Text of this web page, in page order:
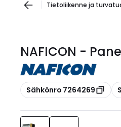
Tietoliikenne ja
NAFICON -
Kopioi
Sähkönro 7264269